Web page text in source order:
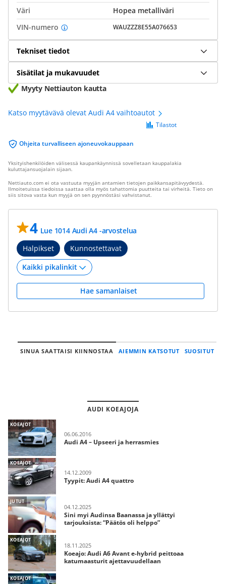
Väri
Hopea metalliväri
VIN-numero
WAUZZZ8E55A076653
Tekniset tiedot
Sisätilat ja mukavuudet
Myyty Nettiauton kautta
Katso myytävävä olevat Audi A4 vaihtoautot
Ohjeita turvalliseen ajoneuvokauppaan
Tilastot
Yksityishenkilöiden välisessä kaupankäynnissä sovelletaan kauppalakia
kuluttajansuojalain sijaan.
Nettiauto.com ei ota vastuuta myyjän antamien tietojen paikkansapitävyydestä.
Ilmoitetuissa tiedoissa saattaa olla myös tahattomia puutteita tai virheitä. Tieto on
siis sitova vasta kun myyjä on sen pyynnöstäsi vahvistanut.
4 Lue 1014 Audi A4 -arvostelua
Halpikset
Kunnostettavat
Hae samanlaiset
SINUA SAATTAISI KIINNOSTAA AIEMMIN KATSOTUT SUOSITUT
AUDI KOEAJOJA
KOEAJOT
06.06.2016
Audi A4 – Upseeri ja herrasmies
KOEAJOT
14.12.2009
Tyypit: Audi A4 quattro
JUTUT
04.12.2025
Sini myi Audinsa Baanassa ja yllättyi
tarjouksista: “Päätös oli helppo”
KOEAJOT
18.11.2025
Koeajo: Audi A6 Avant e-hybrid peittoaa
katumaasturit ajettavuudellaan
KOEAJOT